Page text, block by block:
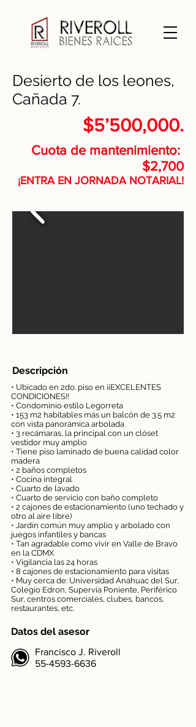
Desierto de los leones,
Cañada 7.
$5’500,000.
Cuota de mantenimiento:
$2,700
¡ENTRA EN JORNADA NOTARIAL!
Descripción
• Ubicado en 2do. piso en ¡¡EXCELENTES
CONDICIONES!!
• Condominio estilo Legorreta
• 153 m2 habitables más un balcón de 3.5 m2
con vista panorámica arbolada
• 3 recámaras, la principal con un clóset
vestidor muy amplio
• Tiene piso laminado de buena calidad color
madera
• 2 baños completos
• Cocina integral
• Cuarto de lavado
• Cuarto de servicio con baño completo
• 2 cajones de estacionamiento (uno techado y
otro al aire libre)
• Jardín común muy amplio y arbolado con
juegos infantiles y bancas
• Tan agradable como vivir en Valle de Bravo
en la CDMX
• Vigilancia las 24 horas
• 8 cajones de estacionamiento para visitas
• Muy cerca de: Universidad Anáhuac del Sur,
Colegio Edron, Supervía Poniente, Periférico
Sur, centros comerciales, clubes, bancos,
restaurantes, etc.
Datos del asesor
Francisco J. Riveroll
​55-4593-6636